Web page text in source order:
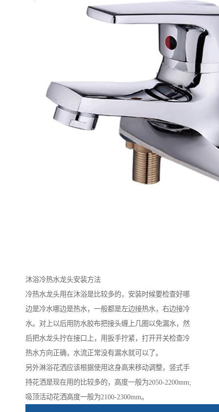
沐浴冷热水龙头安装方法
冷热水龙头用在沐浴是比较多的，安装时候要检查好哪
边是冷水哪边是热水，一般都是左边接热水，右边接冷
水。对上以后用防水胶布把接头缠上几圈以免漏水，然
后把水龙头拧在接口上，用扳手拧紧，打开开关检查冷
热水方向正确，水流正常没有漏水就可以了。
另外淋浴花洒应该根据使用这身高来移动调整，竖式手
持花洒是现在用的比较多的，高度一般为2050-2200mm;
吸顶活动花洒高度一般为2100-2300mm。